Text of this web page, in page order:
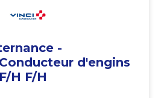
-
d'engins
F/H F/H